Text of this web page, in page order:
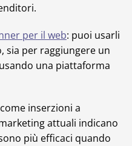
per il web: puoi usarli
sia per raggiungere un
una piattaforma
inserzioni a
attuali indicano
più efficaci quando